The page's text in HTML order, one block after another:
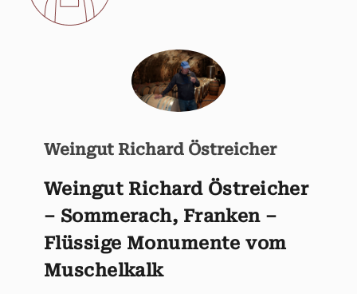
Weingut Richard Östreicher
Weingut Richard Östreicher
– Sommerach, Franken –
Flüssige Monumente vom
Muschelkalk